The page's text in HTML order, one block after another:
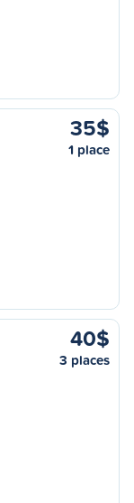
35$
1 place
40$
3 places